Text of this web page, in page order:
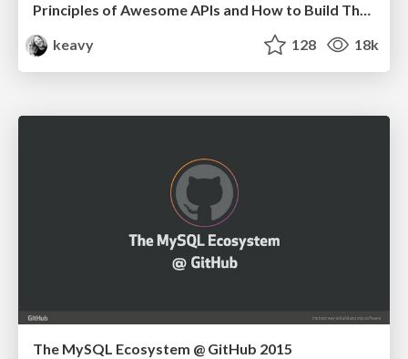
Principles of Awesome APIs and How to Build Them.
keavy
128 18k
The MySQL Ecosystem @ GitHub 2015